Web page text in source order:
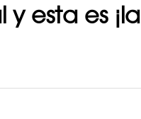
y esta es